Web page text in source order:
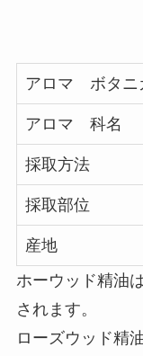
アロマ ボタニ
アロマ 科名
採取方法
採取部位
産地
ホーウッド精油
されます。
ローズウッド精